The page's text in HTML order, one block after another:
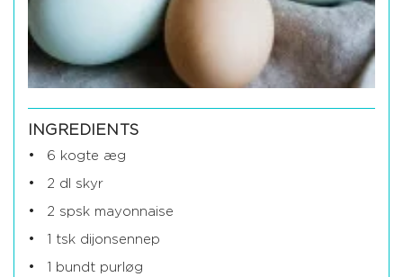
INGREDIENTS
6 kogte æg
2 dl skyr
2 spsk mayonnaise
1 tsk dijonsennep
1 bundt purløg